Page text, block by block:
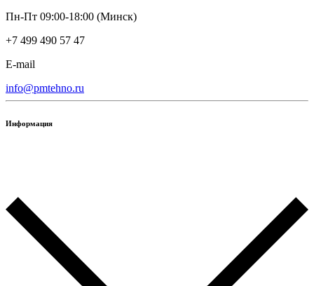
Пн-Пт 09:00-18:00 (Минск)
+7 499 490 57 47
E-mail
info@pmtehno.ru
Информация